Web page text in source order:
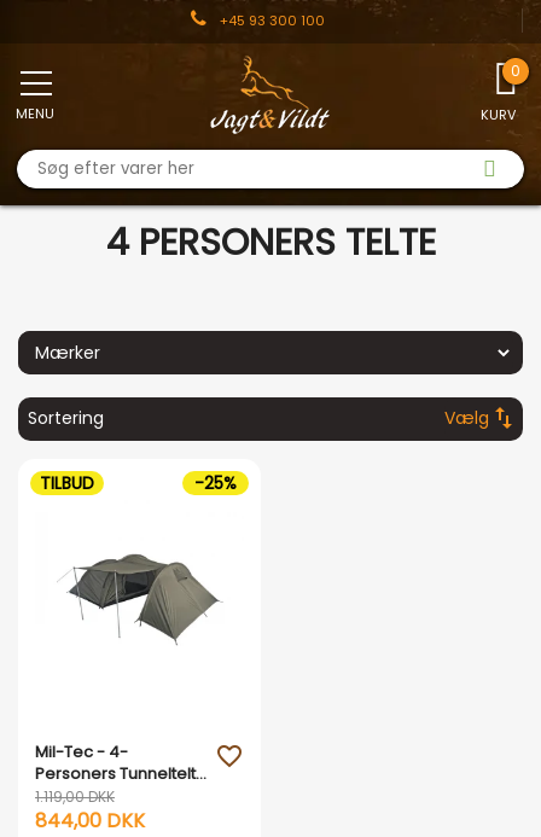
+45 93 300 100
KURV
MENU
4 PERSONERS TELTE
Sortering Vælg swap_vert
Vis her
Mil-Tec - 4-
Personers Tunneltelt -
Armygrøn
1.119,00 DKK
844,00 DKK
favorite_outline
TILBUD -25%